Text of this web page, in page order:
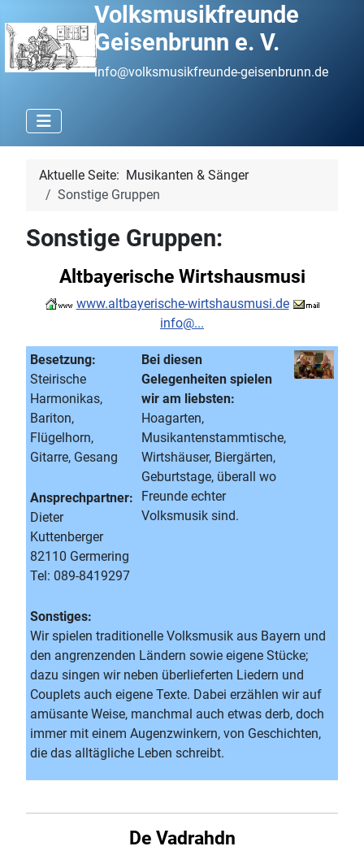
Volksmusikfreunde
Geisenbrunn e. V.
info@volksmusikfreunde-geisenbrunn.de
Aktuelle Seite: Musikanten & Sänger
Sonstige Gruppen
Sonstige Gruppen:
Altbayerische Wirtshausmusi
www.altbayerische-wirtshausmusi.de
info@...
Besetzung:
Steirische
Harmonikas,
Bariton,
Flügelhorn,
Gitarre, Gesang
Bei diesen
Gelegenheiten spielen
wir am liebsten:
Hoagarten,
Musikantenstammtische,
Wirtshäuser, Biergärten,
Geburtstage, überall wo
Freunde echter
Volksmusik sind.
Ansprechpartner:
Dieter
Kuttenberger
82110 Germering
Tel: 089-8419297
Sonstiges:
Wir spielen traditionelle Volksmusik aus Bayern und
den angrenzenden Ländern sowie eigene Stücke;
dazu singen wir neben überlieferten Liedern und
Couplets auch eigene Texte. Dabei erzählen wir auf
amüsante Weise, manchmal auch etwas derb, doch
immer mit einem Augenzwinkern, von Geschichten,
die das alltägliche Leben schreibt.
De Vadrahdn